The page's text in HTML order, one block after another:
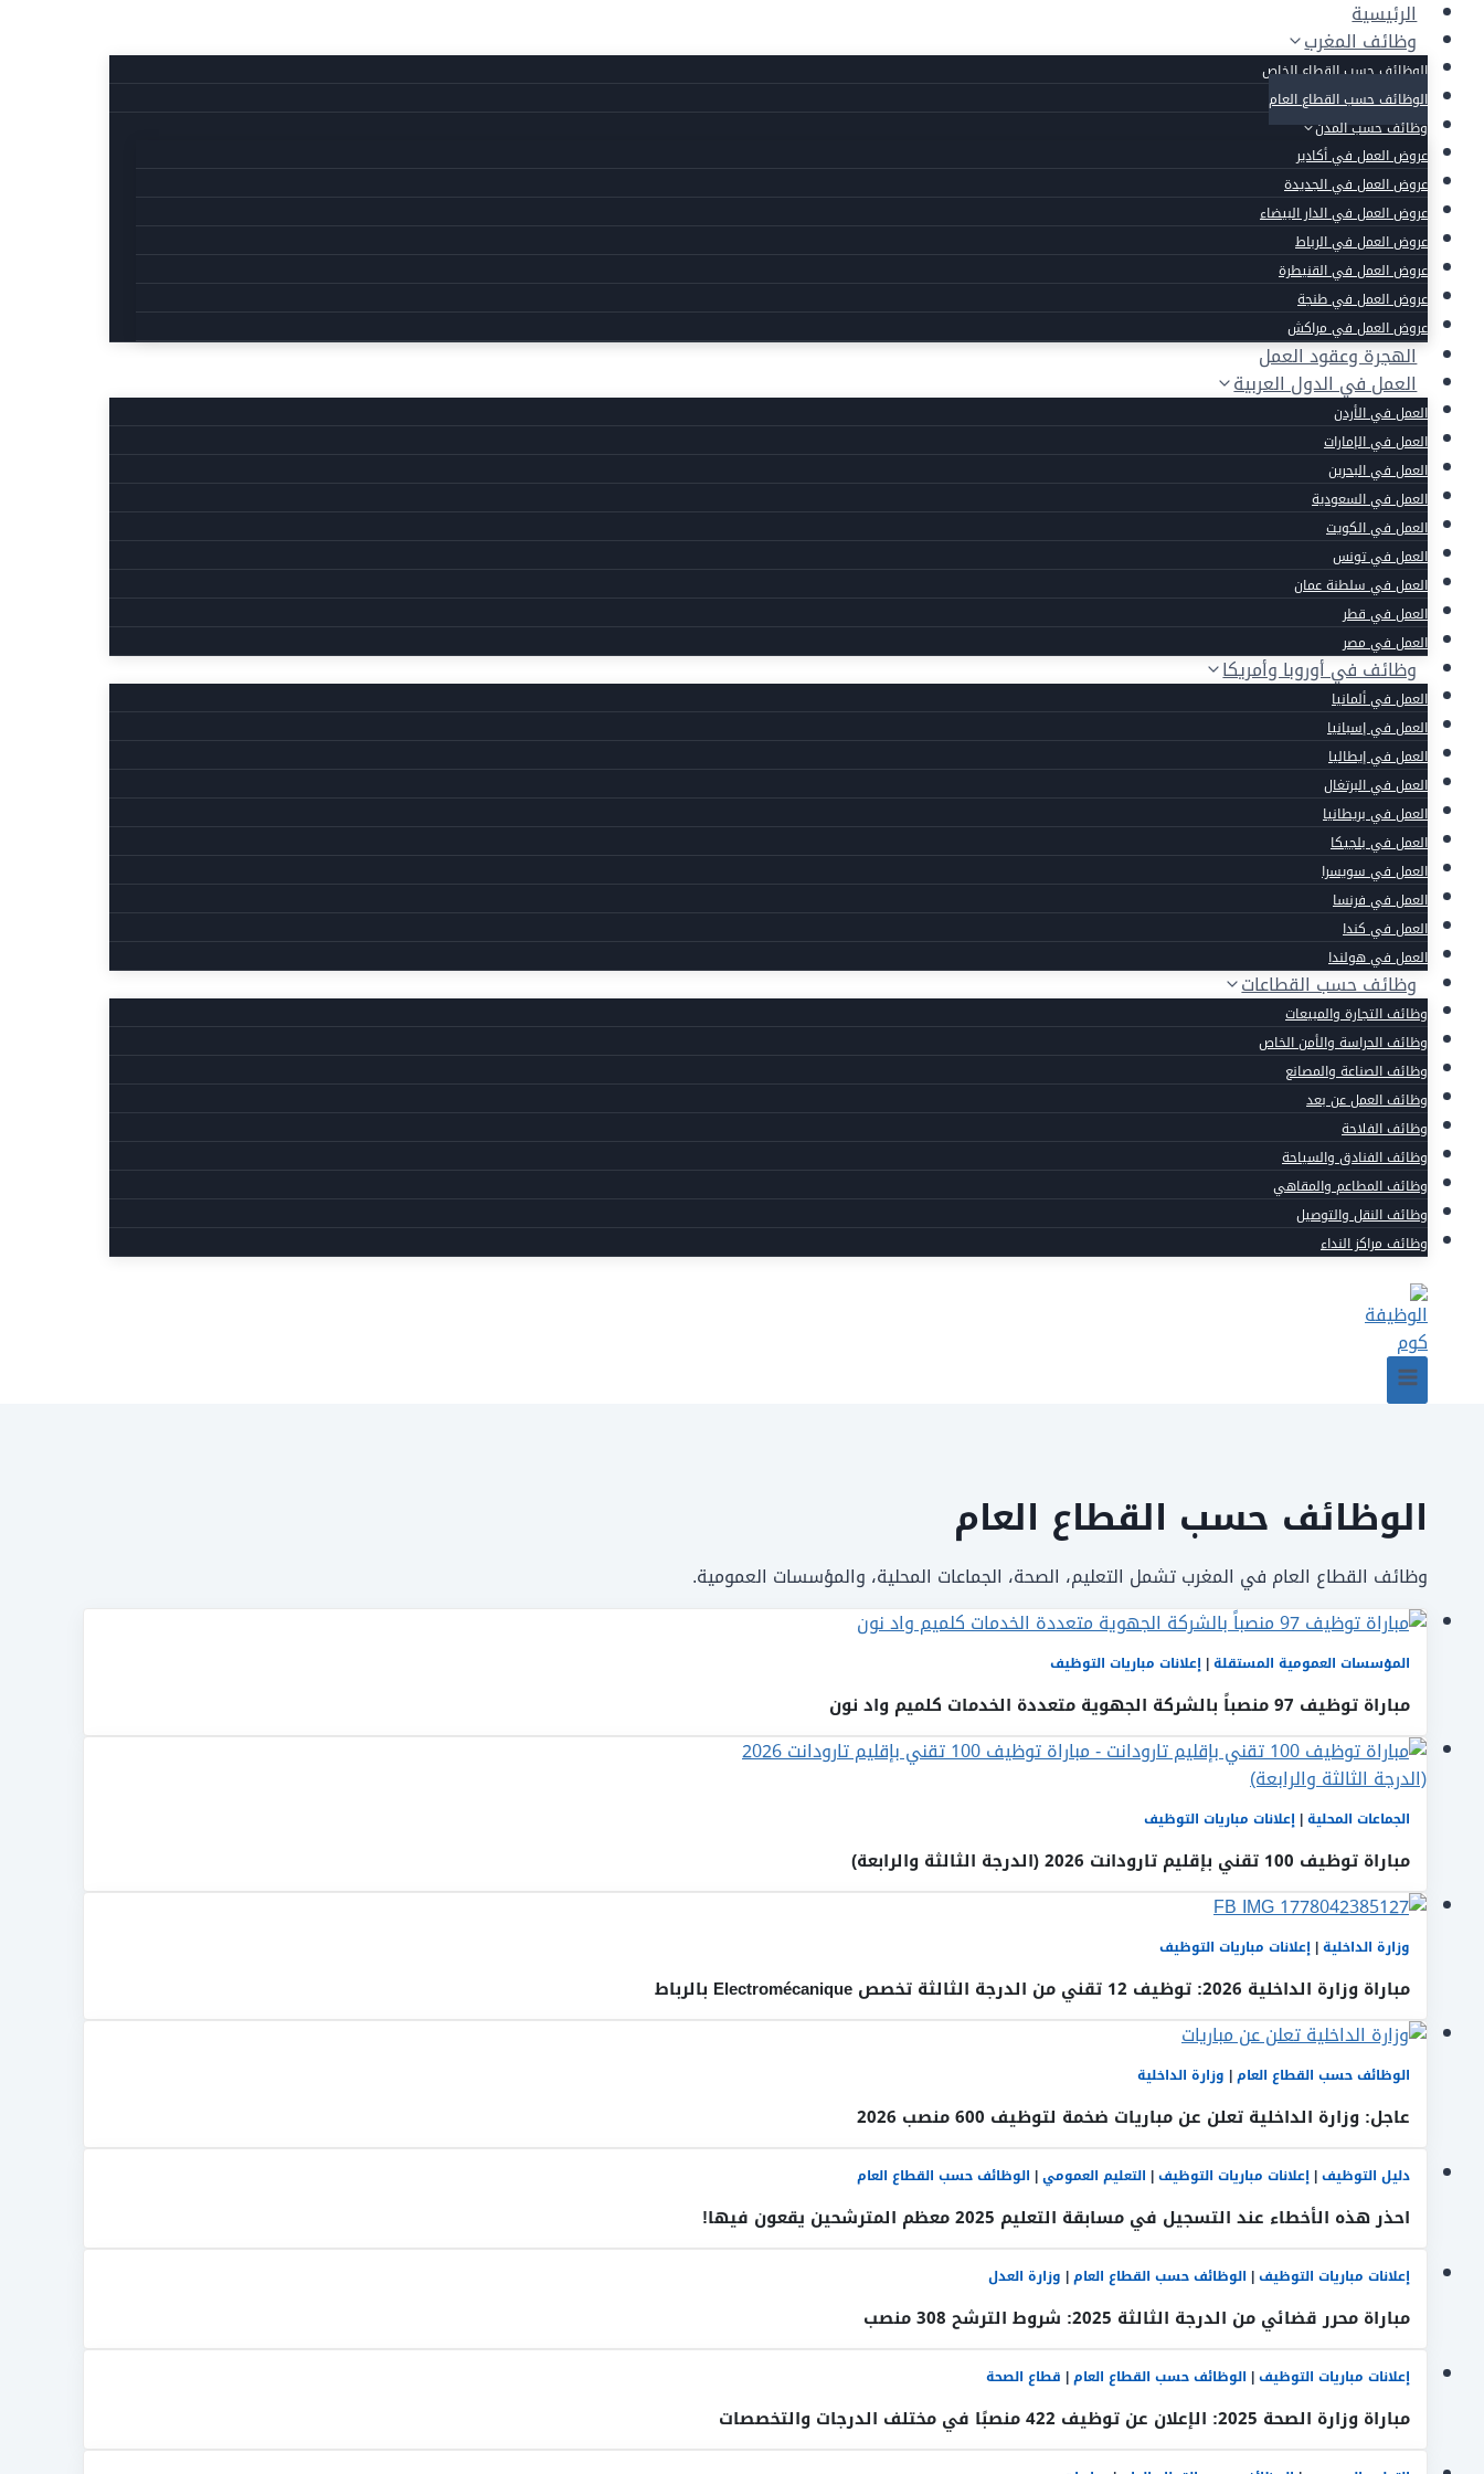
التجاوز
المحتوى
الرئيسية
وظائف المغرب
الوظائف حسب القطاع الخاص
الوظائف حسب القطاع العام
وظائف حسب المدن
عروض العمل في أكادير
عروض العمل في الجديدة
عروض العمل في الدار البيضاء
عروض العمل في الرباط
عروض العمل في القنيطرة
عروض العمل في طنجة
عروض العمل في مراكش
الهجرة وعقود العمل
العمل في الدول العربية
العمل في الأردن
العمل في الإمارات
العمل في البحرين
العمل في السعودية
العمل في الكويت
العمل في تونس
العمل في سلطنة عمان
العمل في قطر
العمل في مصر
وظائف في أوروبا وأمريكا
العمل في ألمانيا
العمل في إسبانيا
العمل في إيطاليا
العمل في البرتغال
العمل في بريطانيا
العمل في بلجيكا
العمل في سويسرا
العمل في فرنسا
العمل في كندا
العمل في هولندا
وظائف حسب القطاعات
وظائف التجارة والمبيعات
وظائف الحراسة والأمن الخاص
وظائف الصناعة والمصانع
وظائف العمل عن بعد
وظائف الفلاحة
وظائف الفنادق والسياحة
وظائف المطاعم والمقاهي
وظائف النقل والتوصيل
وظائف مراكز النداء
الوظائف حسب القطاع العام
وظائف القطاع العام في المغرب تشمل التعليم، الصحة، الجماعات المحلية، والمؤسسات العمومية.
المؤسسات العمومية المستقلة| إعلانات مباريات التوظيف
مباراة توظيف 97 منصباً بالشركة الجهوية متعددة الخدمات كلميم واد نون
الجماعات المحلية| إعلانات مباريات التوظيف
مباراة توظيف 100 تقني بإقليم تارودانت 2026 (الدرجة الثالثة والرابعة)
وزارة الداخلية| إعلانات مباريات التوظيف
مباراة وزارة الداخلية 2026: توظيف 12 تقني من الدرجة الثالثة تخصص Electromécanique بالرباط
الوظائف حسب القطاع العام| وزارة الداخلية
عاجل: وزارة الداخلية تعلن عن مباريات ضخمة لتوظيف 600 منصب 2026
دليل التوظيف| إعلانات مباريات التوظيف| التعليم العمومي| الوظائف حسب القطاع العام
احذر هذه الأخطاء عند التسجيل في مسابقة التعليم 2025 معظم المترشحين يقعون فيها!
إعلانات مباريات التوظيف| الوظائف حسب القطاع العام| وزارة العدل
مباراة محرر قضائي من الدرجة الثالثة 2025: شروط الترشح 308 منصب
إعلانات مباريات التوظيف| الوظائف حسب القطاع العام| قطاع الصحة
مباراة وزارة الصحة 2025: الإعلان عن توظيف 422 منصبًا في مختلف الدرجات والتخصصات